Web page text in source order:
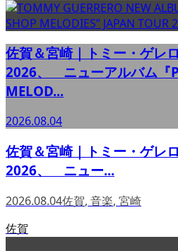
佐賀＆宮崎｜トミー・ゲレ
2026、 ニューアルバム『
MELOD...
2026.08.04
佐賀＆宮崎｜トミー・ゲレ
2026、 ニュー...
2026.08.04佐賀, 音楽, 宮崎
佐賀